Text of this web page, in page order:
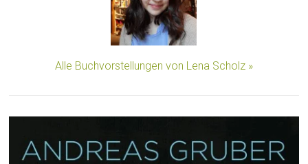
Alle Buchvorstellungen von Lena Scholz »